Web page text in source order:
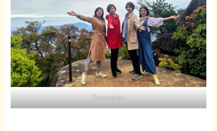
Screenshot